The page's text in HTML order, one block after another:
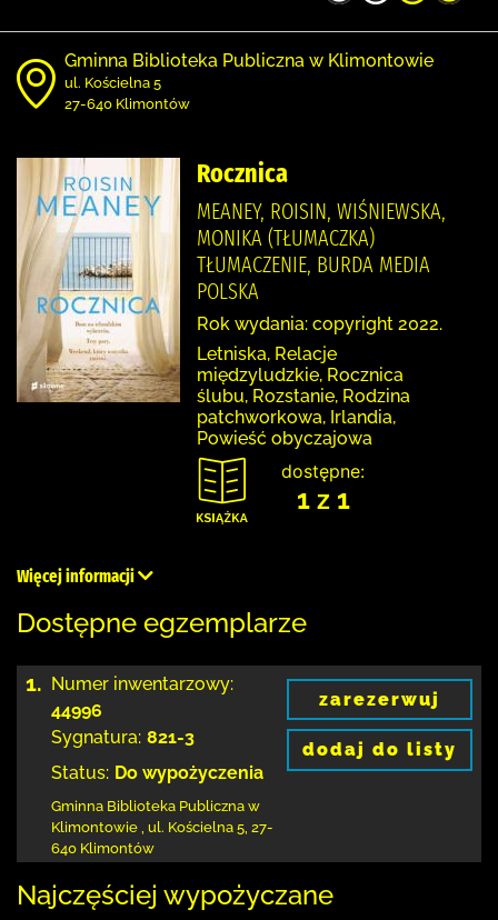
Gminna Biblioteka Publiczna w Klimontowie
ul. Kościelna 5
27-640 Klimontów
Rocznica
MEANEY, ROISIN, WIŚNIEWSKA,
MONIKA (TŁUMACZKA)
TŁUMACZENIE, BURDA MEDIA
POLSKA
Rok wydania: copyright 2022.
Letniska, Relacje
międzyludzkie, Rocznica
ślubu, Rozstanie, Rodzina
patchworkowa, Irlandia,
Powieść obyczajowa
dostępne:
1 z 1
Więcej informacji
Dostępne egzemplarze
1. Numer inwentarzowy:
44996
Sygnatura: 821-3
Status: Do wypożyczenia
Gminna Biblioteka Publiczna w
Klimontowie ul. Kościelna 5 27-
640 Klimontów
zarezerwuj
dodaj do listy
Najczęściej wypożyczane